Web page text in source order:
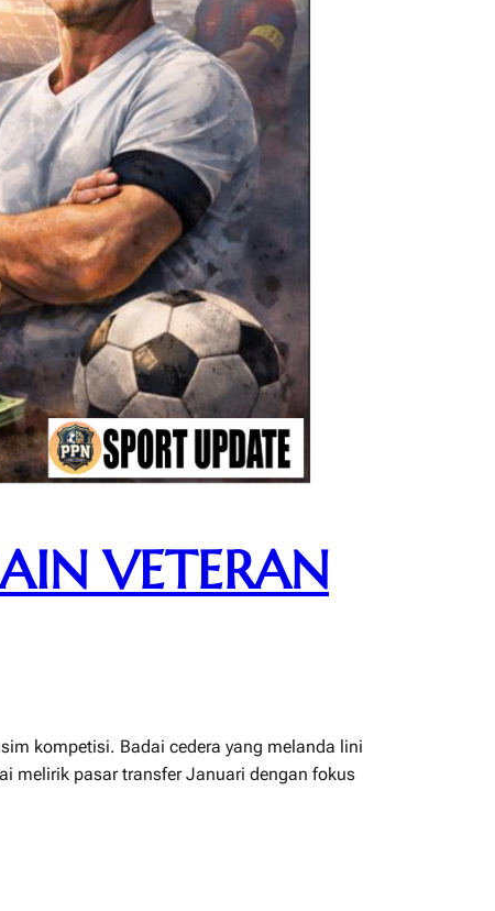
VETERAN
kompetisi. Badai cedera yang melanda lini
melirik pasar transfer Januari dengan fokus